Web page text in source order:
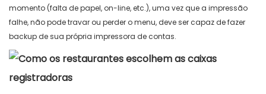
momento (falta de papel, on-line, etc.), uma vez que a impressão
falhe, não pode travar ou perder o menu, deve ser capaz de fazer
backup de sua própria impressora de contas.